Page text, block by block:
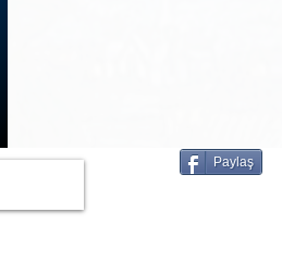
Paylaş